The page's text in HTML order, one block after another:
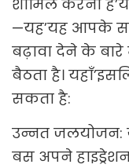
शामिल करना
—यह’यह आपके
बढ़ावा देने के
बैठता है।
सकता है:
उन्नत जलयोजन:
बस अपने